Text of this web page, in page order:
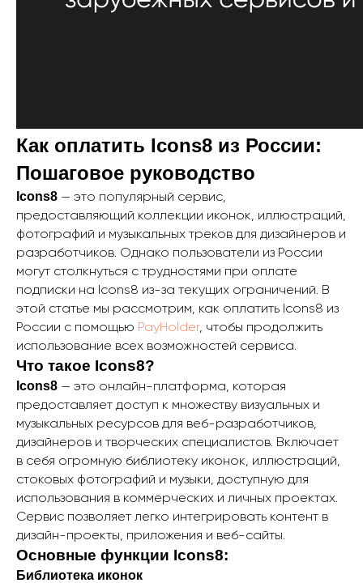
Как оплатить Icons8 из России:
Пошаговое руководство
Icons8 — это популярный сервис,
предоставляющий коллекции иконок, иллюстраций,
фотографий и музыкальных треков для дизайнеров и
разработчиков. Однако пользователи из России
могут столкнуться с трудностями при оплате
подписки на Icons8 из-за текущих ограничений. В
этой статье мы рассмотрим, как оплатить Icons8 из
России с помощью PayHolder, чтобы продолжить
использование всех возможностей сервиса.
Что такое Icons8?
Icons8 — это онлайн-платформа, которая
предоставляет доступ к множеству визуальных и
музыкальных ресурсов для веб-разработчиков,
дизайнеров и творческих специалистов. Включает
в себя огромную библиотеку иконок, иллюстраций,
стоковых фотографий и музыки, доступную для
использования в коммерческих и личных проектах.
Сервис позволяет легко интегрировать контент в
дизайн-проекты, приложения и веб-сайты.
Основные функции Icons8:
Библиотека иконок